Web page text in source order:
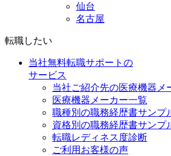
仙台
名古屋
転職したい
当社無料転職サポートの
サービス
当社ご紹介先の医療機器メ
医療機器メーカー一覧
職種別の職務経歴書サンプ
資格別の職務経歴書サンプ
転職レディネス度診断
ご利用お客様の声